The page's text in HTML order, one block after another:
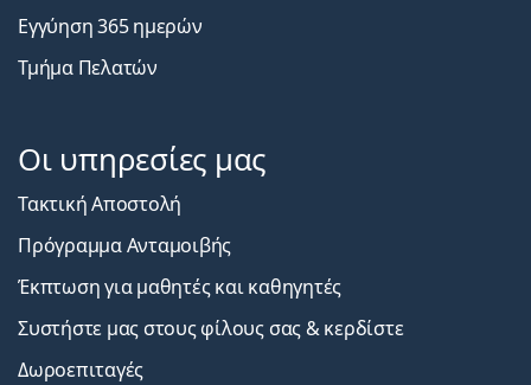
Εγγύηση 365 ημερών
Τμήμα Πελατών
Οι υπηρεσίες μας
Τακτική Αποστολή
Πρόγραμμα Ανταμοιβής
Έκπτωση για μαθητές και καθηγητές
Συστήστε μας στους φίλους σας & κερδίστε
Δωροεπιταγές